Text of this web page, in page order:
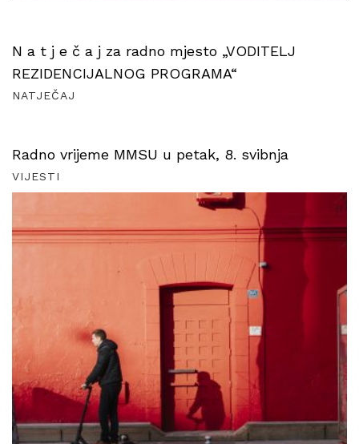
N a t j e č a j za radno mjesto „VODITELJ
REZIDENCIJALNOG PROGRAMA“
NATJEČAJ
Radno vrijeme MMSU u petak, 8. svibnja
VIJESTI